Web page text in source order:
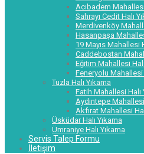
Acıbadem Mahallesi
Sahrayı Cedit Halı
Merdivenköy
Hasanpaşa
19 Mayıs Mahallesi
Caddebostan
Eğitim Mahallesi
Feneryolu Mahallesi
Tuzla Halı Yıkama
Fatih Mahallesi Halı
Aydıntepe Mahallesi
Akfırat Mahallesi
Üsküdar Halı Yıkama
Ümraniye Halı Yıkama
Servis Talep Formu
İletişim